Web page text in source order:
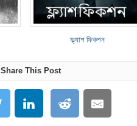
ফ্ল্যাশ ফিকশন
Share This Post